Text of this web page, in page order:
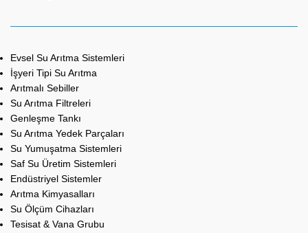
Evsel Su Arıtma Sistemleri
İşyeri Tipi Su Arıtma
Arıtmalı Sebiller
Su Arıtma Filtreleri
Genleşme Tankı
Su Arıtma Yedek Parçaları
Su Yumuşatma Sistemleri
Saf Su Üretim Sistemleri
Endüstriyel Sistemler
Arıtma Kimyasalları
Su Ölçüm Cihazları
Tesisat & Vana Grubu